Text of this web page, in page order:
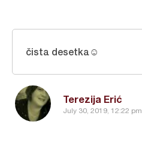
Terezija Erić
July 30, 2019, 12:22 pm
čista desetka☺